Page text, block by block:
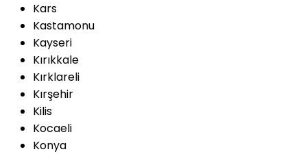
Kars
Kastamonu
Kayseri
Kırıkkale
Kırklareli
Kırşehir
Kilis
Kocaeli
Konya